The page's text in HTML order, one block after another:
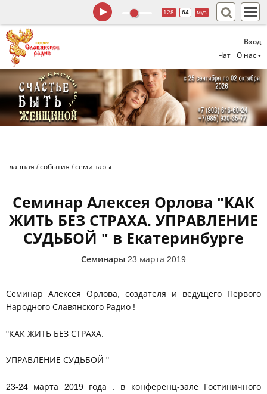
Вход
Чат
О нас
128 64 муз
главная /события /семинары
Семинар Алексея Орлова "КАК
ЖИТЬ БЕЗ СТРАХА. УПРАВЛЕНИЕ
СУДЬБОЙ " в Екатеринбурге
Семинары 23 марта 2019
Семинар Алексея Орлова, создателя и ведущего Первого
Народного Славянского Радио !
"КАК ЖИТЬ БЕЗ СТРАХА.
УПРАВЛЕНИЕ СУДЬБОЙ "
23-24 марта 2019 года : в конференц-зале Гостиничного